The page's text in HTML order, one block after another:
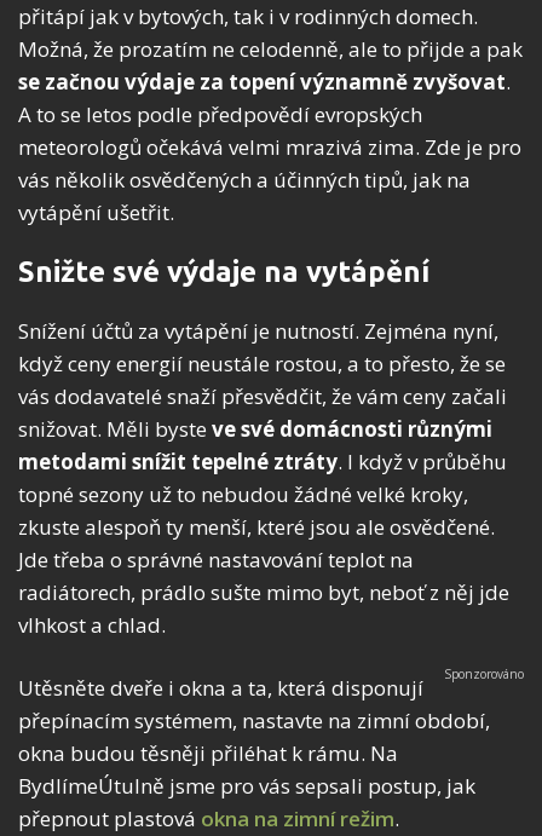
přitápí jak v bytových, tak i v rodinných domech.
Možná, že prozatím ne celodenně, ale to přijde a pak
se začnou výdaje za topení významně zvyšovat.
A to se letos podle předpovědí evropských
meteorologů očekává velmi mrazivá zima. Zde je pro
vás několik osvědčených a účinných tipů, jak na
vytápění ušetřit.
Snižte své výdaje na vytápění
Snížení účtů za vytápění je nutností. Zejména nyní,
když ceny energií neustále rostou, a to přesto, že se
vás dodavatelé snaží přesvědčit, že vám ceny začali
snižovat. Měli byste ve své domácnosti různými
metodami snížit tepelné ztráty. I když v průběhu
topné sezony už to nebudou žádné velké kroky,
zkuste alespoň ty menší, které jsou ale osvědčené.
Jde třeba o správné nastavování teplot na
radiátorech, prádlo sušte mimo byt, neboť z něj jde
vlhkost a chlad.
Utěsněte dveře i okna a ta, která disponují
přepínacím systémem, nastavte na zimní období,
okna budou těsněji přiléhat k rámu. Na
BydlímeÚtulně jsme pro vás sepsali postup, jak
přepnout plastová okna na zimní režim.